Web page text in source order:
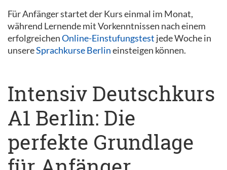
Für Anfänger startet der Kurs einmal im Monat,
während Lernende mit Vorkenntnissen nach einem
erfolgreichenOnline-Einstufungstest jede Woche in
unsereSprachkurse Berlineinsteigen können.
Intensiv Deutschkurs
A1 Berlin: Die
perfekte Grundlage